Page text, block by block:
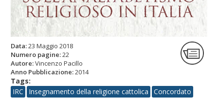
Data:23 Maggio 2018
Numero pagine:22
Autore:Vincenzo Pacillo
Anno Pubblicazione:2014
Tags:
IRC
Insegnamento della religione cattolica Concordato